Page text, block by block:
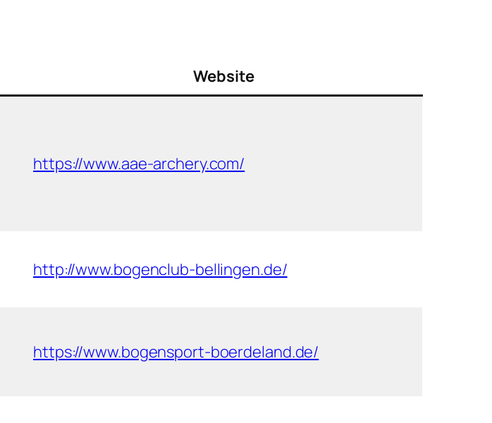
Website
https://www.aae-archery.com/
http://www.bogenclub-bellingen.de/
https://www.bogensport-boerdeland.de/